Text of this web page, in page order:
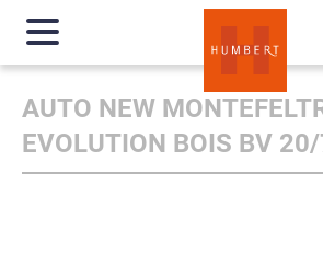
AUTO NEW
EVOLUTION BOIS BV